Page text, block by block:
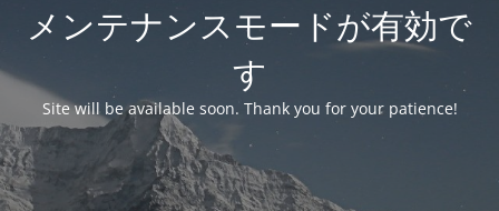
メンテナンスモードが有効で
す
Site will be available soon. Thank you for your patience!